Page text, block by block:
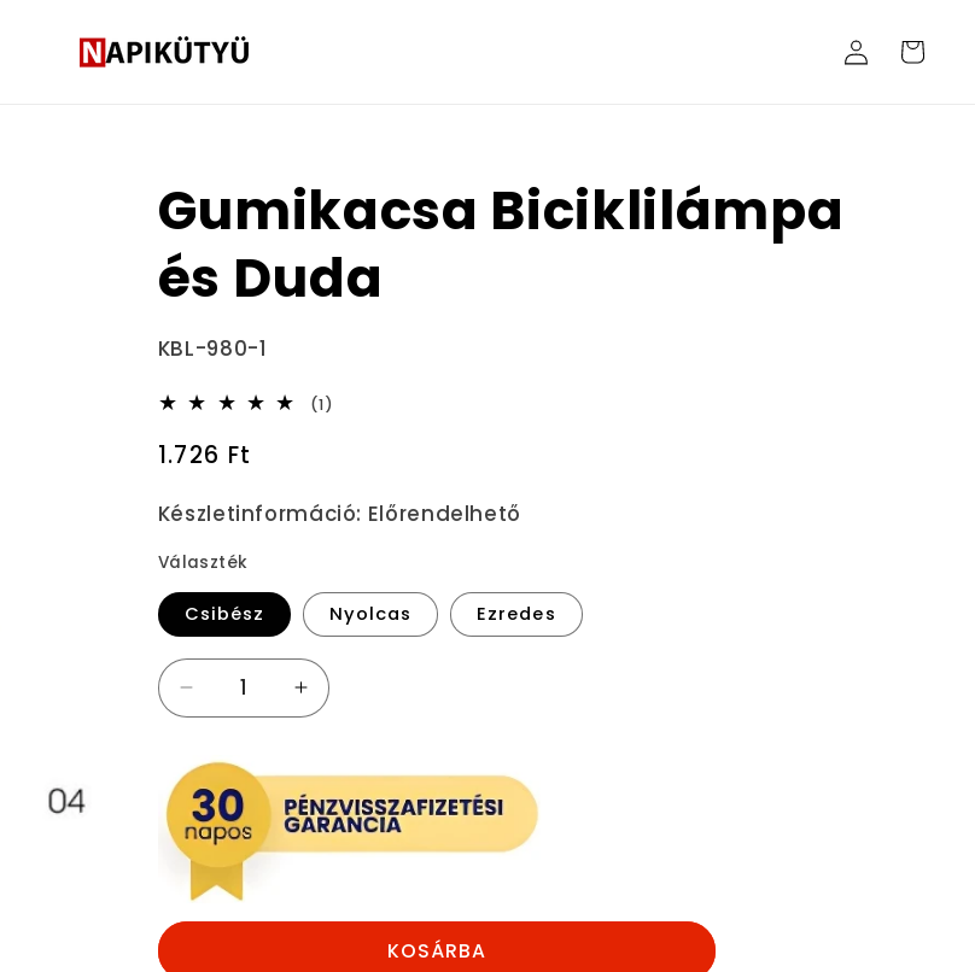
Bejelentkezés
Kosár
Gumikacsa Biciklilámpa
és Duda
Termékváltozat:
KBL-980-1
(1)
Normál
1.726 Ft
Készletinformáció: Előrendelhető
Választék
Csibész Nyolcas Ezredes
Gumikacsa
Biciklilámpa
Duda
mennyiségének
csökkentése
Gumikacsa
Biciklilámpa
Duda
mennyiségének
növelése
KOSÁRBA